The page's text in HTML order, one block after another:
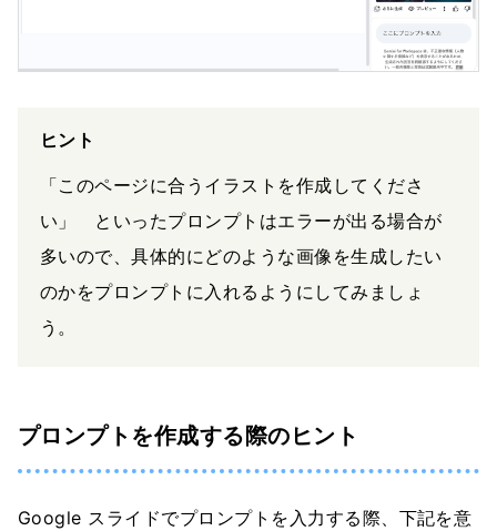
ヒント
「このページに合うイラストを作成してくださ
い」 といったプロンプトはエラーが出る場合が
多いので、具体的にどのような画像を生成したい
のかをプロンプトに入れるようにしてみましょ
う。
プロンプトを作成する際のヒント
Google スライドでプロンプトを入力する際、下記を意